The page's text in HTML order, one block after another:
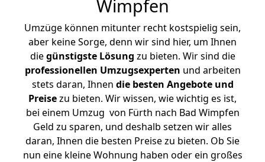
Wimpfen
Umzüge können mitunter recht kostspielig sein,
aber keine Sorge, denn wir sind hier, um Ihnen
diegünstigste Lösung zu bieten. Wir sind die
professionellen Umzugsexperten und arbeiten
stets daran, Ihnen die besten Angebote und
Preisezu bieten. Wir wissen, wie wichtig es ist,
bei einem Umzug von Fürth nach Bad Wimpfen
Geld zu sparen, und deshalb setzen wir alles
daran, Ihnen die besten Preise zu bieten. Ob Sie
nun eine kleine Wohnung haben oder ein großes